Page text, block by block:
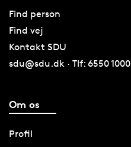
Find person
Find vej
Kontakt SDU
sdu@sdu.dk · Tlf: 6550 1000
Om os
Profil